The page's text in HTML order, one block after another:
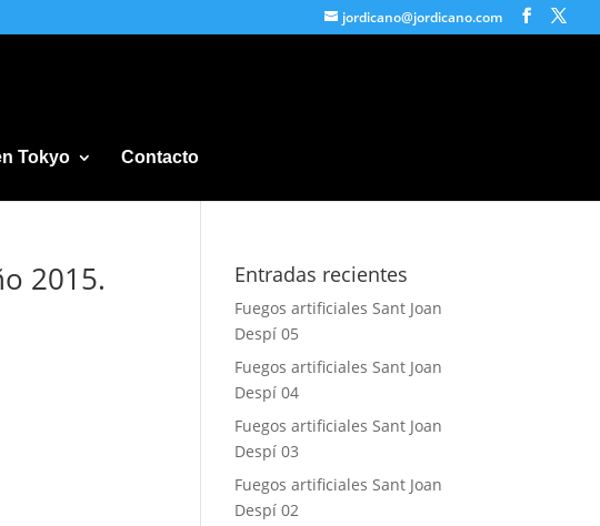
jordicano@jordicano.com
Tokyo Contacto
2015. Entradas recientes
Fuegos artificiales Sant Joan
Despí 05
Fuegos artificiales Sant Joan
Despí 04
Fuegos artificiales Sant Joan
Despí 03
Fuegos artificiales Sant Joan
Despí 02